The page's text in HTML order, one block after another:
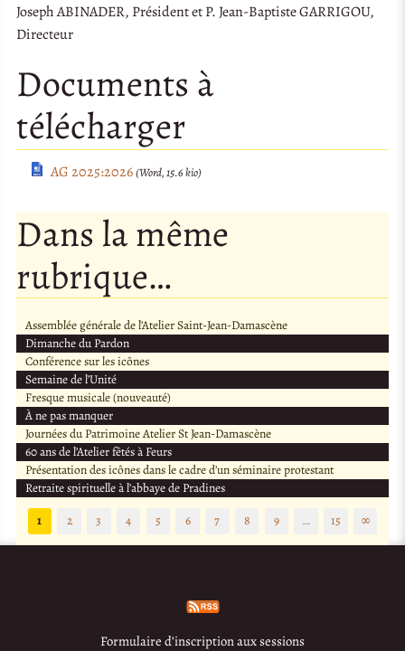
Joseph ABINADER, Président et P. Jean-Baptiste GARRIGOU,
Directeur
Documents à
télécharger
AG 2025:2026 (Word, 15.6 kio)
Dans la même
rubrique…
Assemblée générale de l’Atelier Saint-Jean-Damascène
Dimanche du Pardon
Conférence sur les icônes
Semaine de l’Unité
Fresque musicale (nouveauté)
À ne pas manquer
Journées du Patrimoine Atelier St Jean-Damascène
60 ans de l’Atelier fêtés à Feurs
Présentation des icônes dans le cadre d’un séminaire protestant
Retraite spirituelle à l’abbaye de Pradines
1
2 3 4 5 6 7 8 9 … 15 ∞
Formulaire d’inscription aux sessions